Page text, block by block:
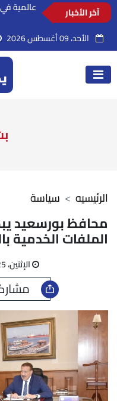
آخر الأخبار
مدبولي
الأحد، 09 أغسطس 2026
سياسة الرئيسيه
محافظ بورسعيد
الملفات الخدمية
الإثنين، 25 مايو 2026 05:46 م